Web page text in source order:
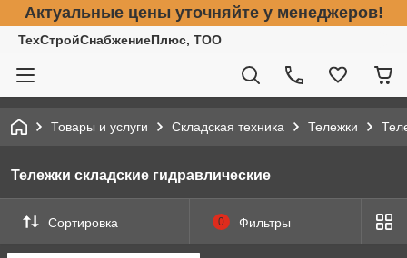
Актуальные цены уточняйте у менеджеров!
ТехСтройСнабжениеПлюс, ТОО
Товары и услуги Складская техника Тележки
Тележки складские гидравлические
Сортировка 0 Фильтры